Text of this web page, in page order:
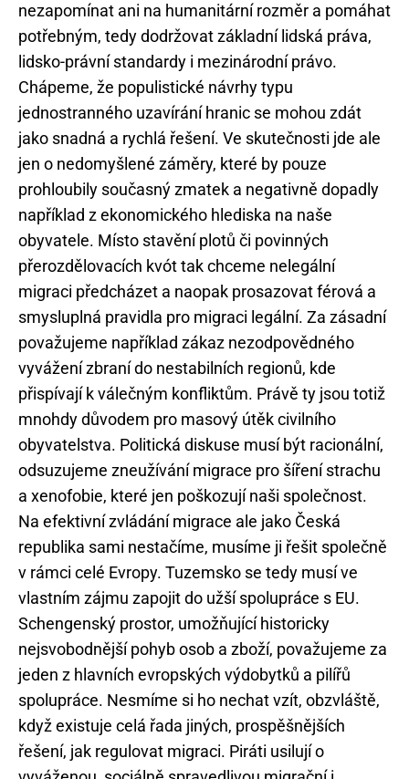
nezapomínat ani na humanitární rozměr a pomáhat
potřebným, tedy dodržovat základní lidská práva,
lidsko-právní standardy i mezinárodní právo.
Chápeme, že populistické návrhy typu
jednostranného uzavírání hranic se mohou zdát
jako snadná a rychlá řešení. Ve skutečnosti jde ale
jen o nedomyšlené záměry, které by pouze
prohloubily současný zmatek a negativně dopadly
například z ekonomického hlediska na naše
obyvatele. Místo stavění plotů či povinných
přerozdělovacích kvót tak chceme nelegální
migraci předcházet a naopak prosazovat férová a
smysluplná pravidla pro migraci legální. Za zásadní
považujeme například zákaz nezodpovědného
vyvážení zbraní do nestabilních regionů, kde
přispívají k válečným konfliktům. Právě ty jsou totiž
mnohdy důvodem pro masový útěk civilního
obyvatelstva. Politická diskuse musí být racionální,
odsuzujeme zneužívání migrace pro šíření strachu
a xenofobie, které jen poškozují naši společnost.
Na efektivní zvládání migrace ale jako Česká
republika sami nestačíme, musíme ji řešit společně
v rámci celé Evropy. Tuzemsko se tedy musí ve
vlastním zájmu zapojit do užší spolupráce s EU.
Schengenský prostor, umožňující historicky
nejsvobodnější pohyb osob a zboží, považujeme za
jeden z hlavních evropských výdobytků a pilířů
spolupráce. Nesmíme si ho nechat vzít, obzvláště,
když existuje celá řada jiných, prospěšnějších
řešení, jak regulovat migraci. Piráti usilují o